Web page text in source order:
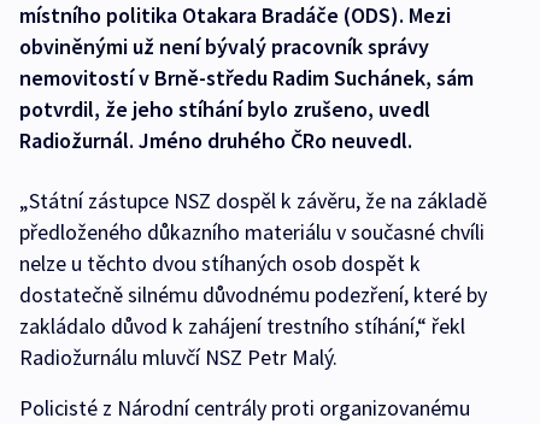
místního politika Otakara Bradáče (ODS). Mezi
obviněnými už není bývalý pracovník správy
nemovitostí v Brně-středu Radim Suchánek, sám
potvrdil, že jeho stíhání bylo zrušeno, uvedl
Radiožurnál. Jméno druhého ČRo neuvedl.
„Státní zástupce NSZ dospěl k závěru, že na základě
předloženého důkazního materiálu v současné chvíli
nelze u těchto dvou stíhaných osob dospět k
dostatečně silnému důvodnému podezření, které by
zakládalo důvod k zahájení trestního stíhání,“ řekl
Radiožurnálu mluvčí NSZ Petr Malý.
Policisté z Národní centrály proti organizovanému